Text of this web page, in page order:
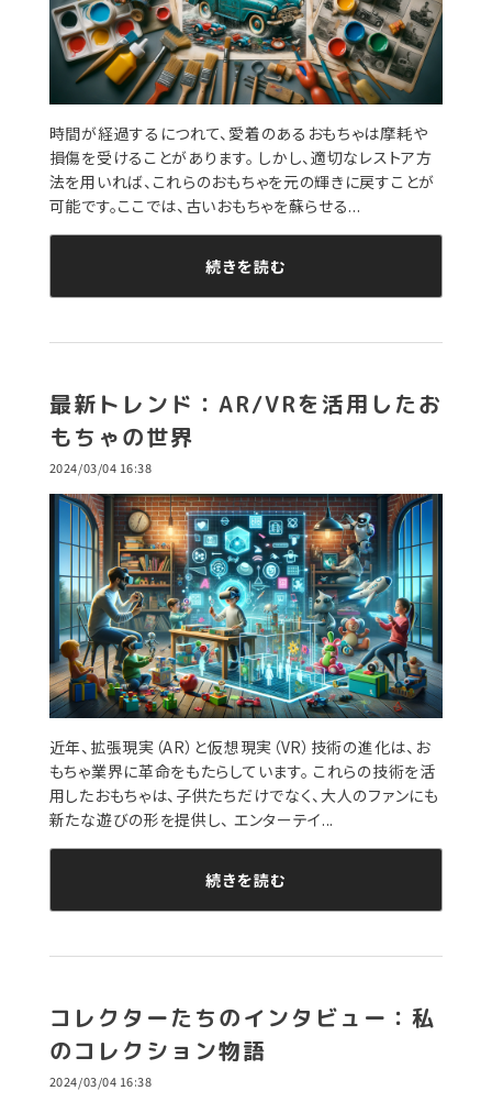
時間が経過するにつれて、愛着のあるおもちゃは摩耗や
損傷を受けることがあります。 しかし、適切なレストア方
法を用いれば、これらのおもちゃを元の輝きに戻すことが
可能です。ここでは、古いおもちゃを蘇らせる...
続きを読む
最新トレンド：AR/VRを活用したお
もちゃの世界
2024/03/04 16:38
近年、拡張現実（AR）と仮想現実（VR）技術の進化は、お
もちゃ業界に革命をもたらしています。 これらの技術を活
用したおもちゃは、子供たちだけでなく、大人のファンにも
新たな遊びの形を提供し、 エンターテイ...
続きを読む
コレクターたちのインタビュー：私
のコレクション物語
2024/03/04 16:38